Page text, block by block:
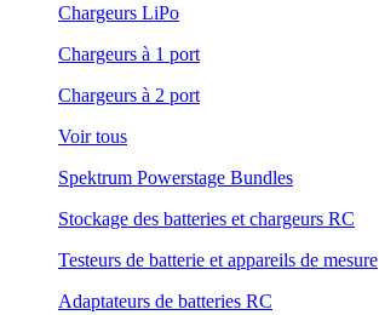
Chargeurs LiPo
Chargeurs à 1 port
Chargeurs à 2 port
Voir tous
Spektrum Powerstage Bundles
Stockage des batteries et chargeurs RC
Testeurs de batterie et appareils de mesure
Adaptateurs de batteries RC